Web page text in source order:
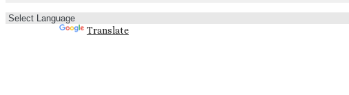
Translate